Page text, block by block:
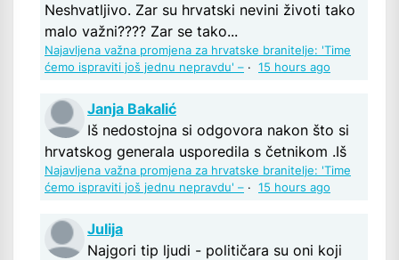
Neshvatljivo. Zar su hrvatski nevini životi tako
malo važni???? Zar se tako...
Najavljena važna promjena za hrvatske branitelje: 'Time
ćemo ispraviti još jednu nepravdu' – · 15 hours ago
Janja Bakalić
Iš nedostojna si odgovora nakon što si
hrvatskog generala usporedila s četnikom .Iš
Najavljena važna promjena za hrvatske branitelje: 'Time
ćemo ispraviti još jednu nepravdu' – · 15 hours ago
Julija
Najgori tip ljudi - političara su oni koji